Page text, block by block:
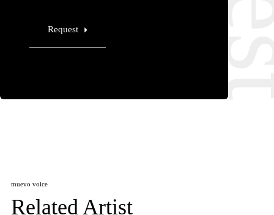
Request
muevo voice
Related Artist